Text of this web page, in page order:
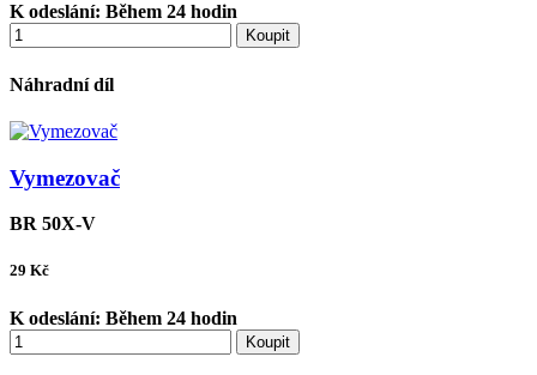
K odeslání: Během 24 hodin
Koupit
Náhradní díl
Vymezovač
BR 50X-V
29 Kč
K odeslání: Během 24 hodin
Koupit